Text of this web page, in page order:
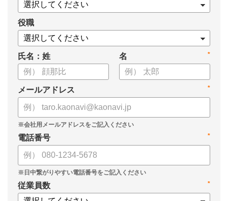
生成AIを「壁打ち相手」や「作業アシスタント」にして、明日か
らの人事業務を効率化してみませんか？
【資料の内容】
・人事担当者に聞いた「生成AI活用に関する実態調査」
・生成AI利用における注意点やルール
・今日から使えるプロンプト集（人事評価、エンゲージメント業
務）
役職
氏名：姓 *
名
*
メールアドレス
*
電話番号
*
従業員数